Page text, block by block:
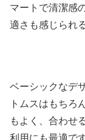
マートで清潔感
適さも感じられ
ベーシックなデ
トムスはもちろ
もよく、合わせ
利用にも最適です